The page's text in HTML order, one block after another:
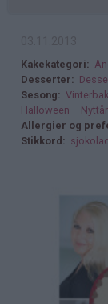
Kakekategori
Desserter
Sesong
Halloween
Allergier og
Stikkord